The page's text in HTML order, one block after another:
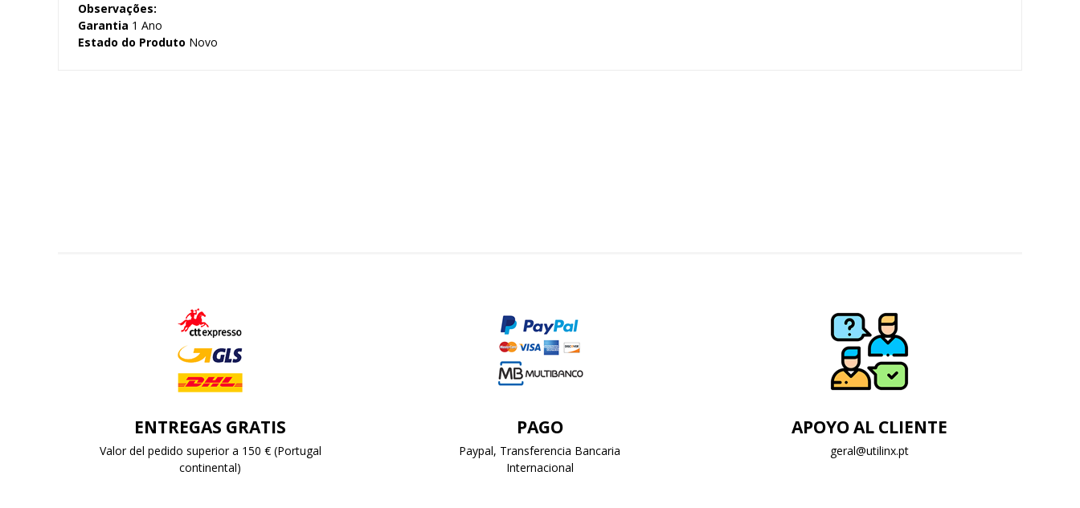
Observações:
Garantia 1 Ano
Estado do Produto Novo
ENTREGAS GRATIS
Valor del pedido superior a 150 € (Portugal
continental)
PAGO
Paypal, Transferencia Bancaria
Internacional
APOYO AL CLIENTE
geral@utilinx.pt